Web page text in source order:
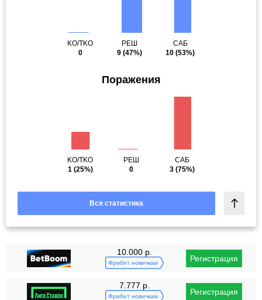
KO/TKO
0
РЕШ
9(47%)
САБ
10 (53%)
Поражения
KO/TKO
1(25%)
РЕШ
0
САБ
3 (75%)
Вся статистика
10.000 р.
Фрибет новичкам Регистрация
7.777 р.
Фрибет новичкам Регистрация